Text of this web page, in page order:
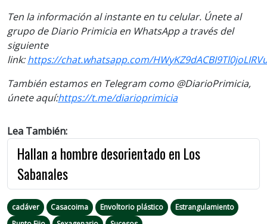
Ten la información al instante en tu celular. Únete al
grupo de Diario Primicia en WhatsApp a través del
siguiente
link: https://chat.whatsapp.com/
También estamos en Telegram como @DiarioPrimicia,
únete aquí:https://t.me/diarioprimicia
Lea También:
Hallan a hombre desorientado en Los
Sabanales
cadáver Casacoima Envoltorio plástico
Estrangulamiento